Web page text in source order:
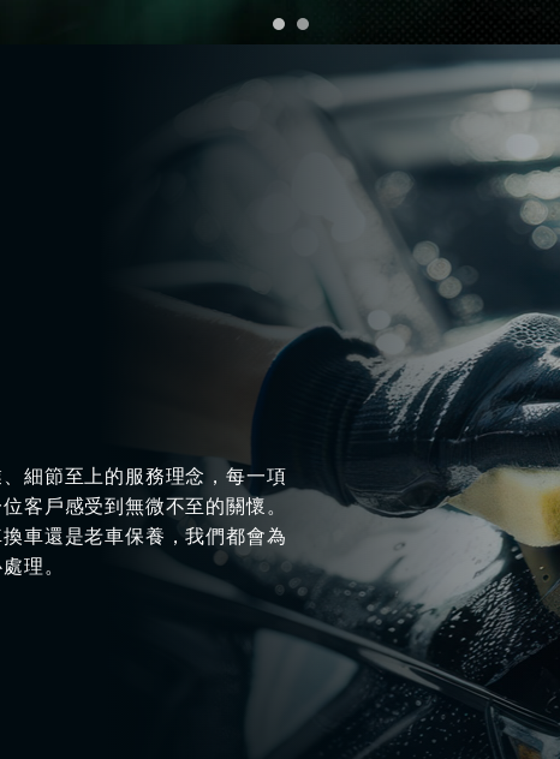
細節至上的服務理念，每一項
客戶感受到無微不至的關懷。
車還是老車保養，我們都會為
理。